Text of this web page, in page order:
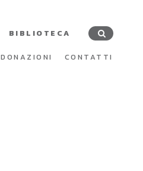
BIBLIOTECA
DONAZIONI CONTATTI